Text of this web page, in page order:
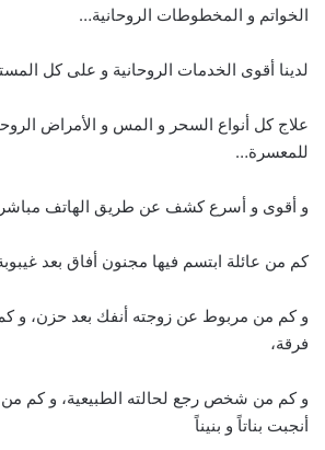
الخواتم و المخطوطات الروحانية…
لدينا أقوى الخدمات الروحانية و على كل
علاج كل أنواع السحر و المس و الأمراض
للمعسرة…
و أقوى و أسرع كشف عن طريق الهاتف
كم من عائلة ابتسم فيها مجنون أفاق بعد
و كم من مربوط عن زوجته أنفك بعد حزن، و كم
فرقة،
و كم من شخص رجع لحالته الطبيعية، و كم من
أنجبت بناتاً و بنيناً